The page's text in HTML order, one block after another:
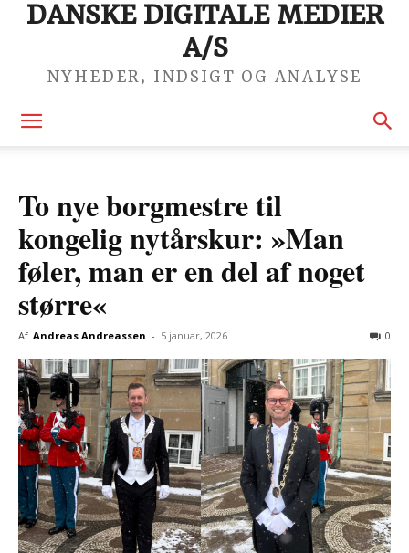
DANSKE DIGITALE MEDIER
A/S
NYHEDER, INDSIGT OG ANALYSE
To nye borgmestre til
kongelig nytårskur: »Man
føler, man er en del af noget
større«
Af Andreas Andreassen - 5 januar, 2026 0